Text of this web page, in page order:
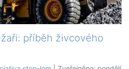
příběh živcového